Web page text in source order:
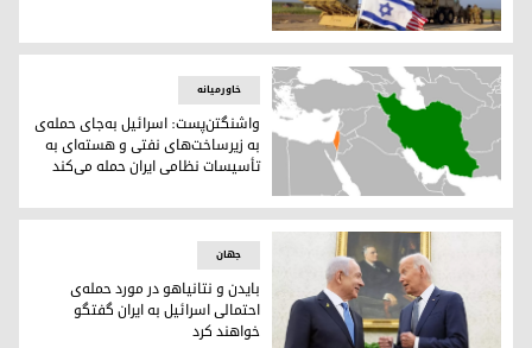
وزیر دفاع آمریکا خبر استقرار سیستم ضد موشکی تاد را در
نقشه‌ی ایران و اسرائیل
خاورمیانه
واشنگتن‌پست: اسرائیل به‌جای حمله‌ی
به زیرساخت‌های نفتی و هسته‌ای به
تأسیسات نظامی ایران حمله می‌کند
جهان
بایدن و نتانیاهو در مورد حمله‌ی
احتمالی اسرائیل به ایران گفتگو
خواهند کرد